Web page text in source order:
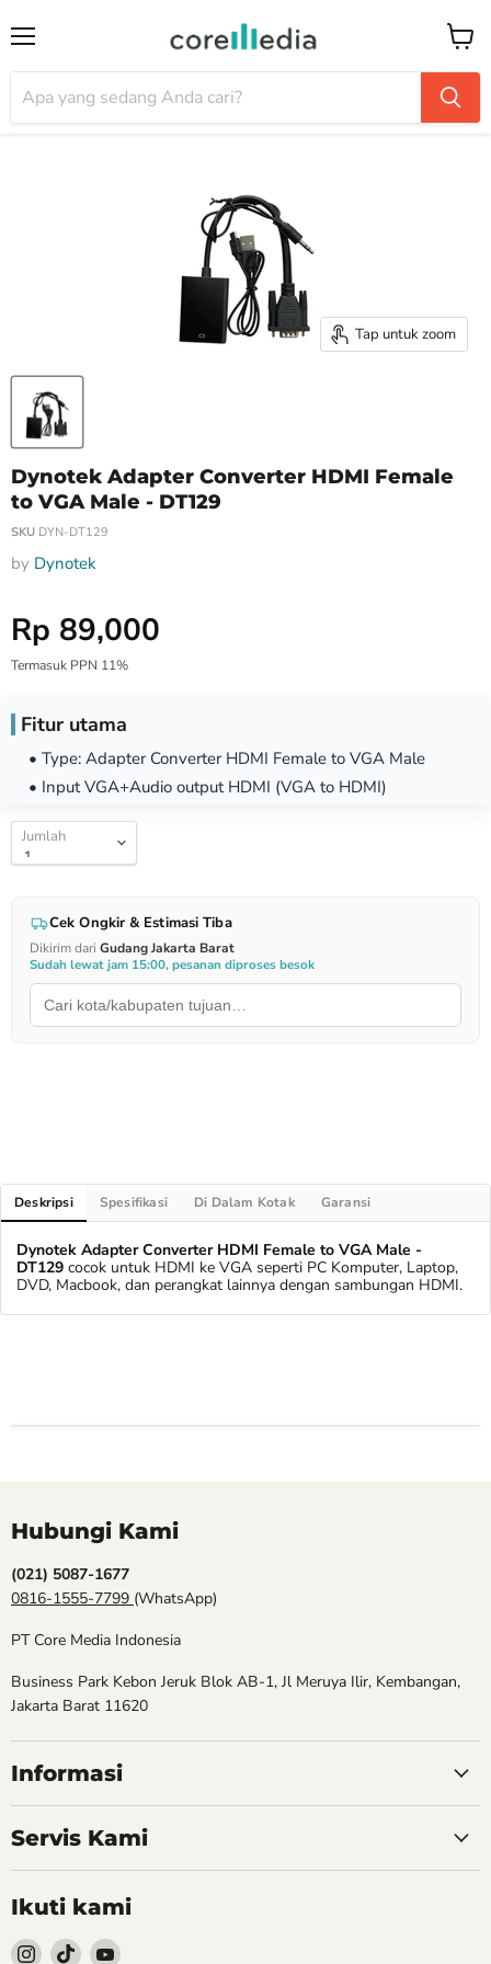
Tap untuk zoom
Dynotek Adapter Converter HDMI Female
to VGA Male - DT129
SKU DYN-DT129
by Dynotek
Harga Special
Rp 89,000
Termasuk PPN 11%
Fitur utama
• Type: Adapter Converter HDMI Female to VGA Male
• Input VGA+Audio output HDMI (VGA to HDMI)
Jumlah
Cek Ongkir & Estimasi Tiba
Dikirim dari Gudang Jakarta Barat
Sudah lewat jam 15:00, pesanan diproses besok
Deskripsi Spesifikasi Di Dalam Kotak Garansi
Dynotek Adapter Converter HDMI Female to VGA Male -
DT129 cocok untuk HDMI ke VGA seperti PC Komputer, Laptop,
DVD, Macbook, dan perangkat lainnya dengan sambungan HDMI.
Hubungi Kami
(021) 5087-1677
0816-1555-7799 (WhatsApp)
PT Core Media Indonesia
Business Park Kebon Jeruk Blok AB-1, Jl Meruya Ilir, Kembangan,
Jakarta Barat 11620
Informasi
Servis Kami
Ikuti kami
FollowFollowFollow